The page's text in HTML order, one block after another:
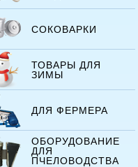
СОКОВАРКИ
ТОВАРЫ ДЛЯ
ЗИМЫ
ДЛЯ ФЕРМЕРА
ОБОРУДОВАНИЕ
ДЛЯ
ПЧЕЛОВОДСТВА